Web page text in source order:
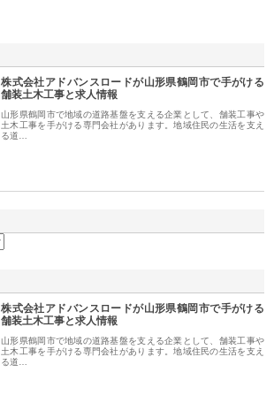
株式会社アドバンスロードが山形県鶴岡市で手がける
舗装土木工事と求人情報
山形県鶴岡市で地域の道路基盤を支える企業として、舗装工事や
土木工事を手がける専門会社があります。地域住民の生活を支え
る道…
株式会社アドバンスロードが山形県鶴岡市で手がける
舗装土木工事と求人情報
山形県鶴岡市で地域の道路基盤を支える企業として、舗装工事や
土木工事を手がける専門会社があります。地域住民の生活を支え
る道…